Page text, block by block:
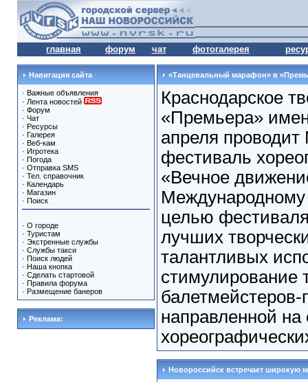
главная форум чат фотогалерея
Навигация сайта
· Важные объявления
· Лента новостей
· Форум
· Чат
· Ресурсы
· Галерея
· Веб-кам
· Игротека
· Погода
· Отправка SMS
· Тел. справочник
· Календарь
· Магазин
· Поиск
· О городе
· Туристам
· Экстренные службы
· Службы такси
· Поиск людей
· Наша кнопка
· Сделать стартовой
· Правила форума
· Размещение банеров
Реклама:
«Танцевальный марафон» в
Краснодарское
«Премьера»
апреля
фестиваль
«Вечное
целью
лучших
талантливых
стимулирование
направленной
Новороссийск встречает широкую